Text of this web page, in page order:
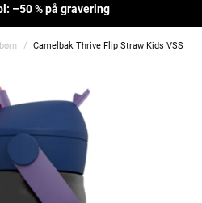
–50 % på gravering
Camelbak Thrive Flip Straw Kids VSS